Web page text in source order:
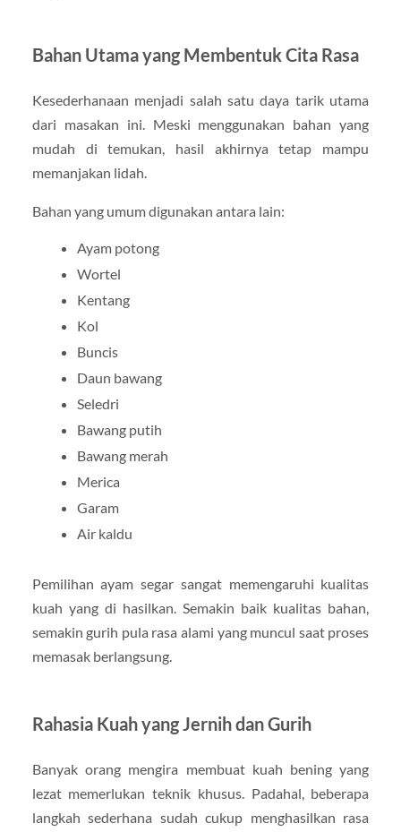
Bahan Utama yang Membentuk Cita Rasa
Kesederhanaan menjadi salah satu daya tarik utama
dari masakan ini. Meski menggunakan bahan yang
mudah di temukan, hasil akhirnya tetap mampu
memanjakan lidah.
Bahan yang umum digunakan antara lain:
Ayam potong
Wortel
Kentang
Kol
Buncis
Daun bawang
Seledri
Bawang putih
Bawang merah
Merica
Garam
Air kaldu
Pemilihan ayam segar sangat memengaruhi kualitas
kuah yang di hasilkan. Semakin baik kualitas bahan,
semakin gurih pula rasa alami yang muncul saat proses
memasak berlangsung.
Rahasia Kuah yang Jernih dan Gurih
Banyak orang mengira membuat kuah bening yang
lezat memerlukan teknik khusus. Padahal, beberapa
langkah sederhana sudah cukup menghasilkan rasa